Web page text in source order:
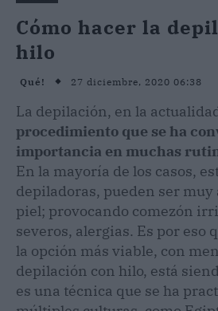
Cómo hacer la
hilo
Qué! 27 diciembre, 2020 06:38
La depilación, en la
procedimiento que se ha
importancia en muchas
En la mayoría de los casos,
depiladoras, pueden ser muy
piel; provocando comezón
severos, alergias. Es por eso
la opción más viable, con
depilación con hilo, está
es una técnica que se ha